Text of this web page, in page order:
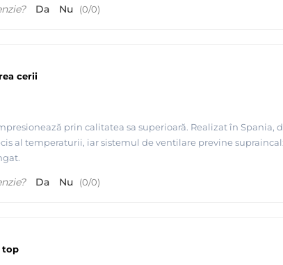
taxa se adauga pe factura de catre importatorii sau
incalzitorul de ceara
Da Nu (0/0)
cerii
prin calitatea sa superioară. Realizat în
al temperaturii, iar sistemul de ventilare previne
Da Nu (0/0)
top